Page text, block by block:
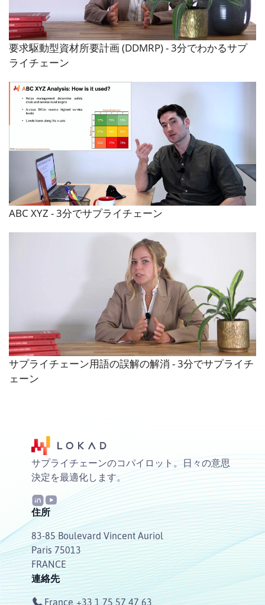
要求駆動型資材所要計画 (DDMRP) - 3分でわかるサプ
ライチェーン
ABC XYZ - 3分でサプライチェーン
サプライチェーン用語の誤解の解消 - 3分でサプライチ
ェーン
サプライチェーンのコパイロット。日々の意思
決定を最適化します。
住所
83-85 Boulevard Vincent Auriol
Paris 75013
FRANCE
連絡先
France +33 1 75 57 47 63